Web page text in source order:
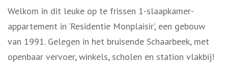
Welkom in dit leuke op te frissen 1-slaapkamer-
appartement in ‘Residentie Monplaisir’, een gebouw
van 1991. Gelegen in het bruisende Schaarbeek, met
openbaar vervoer, winkels, scholen en station vlakbij!